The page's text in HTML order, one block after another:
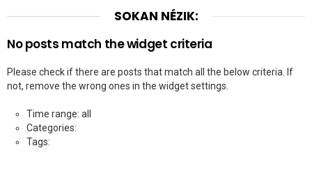
SOKAN NÉZIK:
No posts match the widget criteria
Please check if there are posts that match all the below criteria. If
not, remove the wrong ones in the widget settings.
Time range: all
Categories:
Tags: